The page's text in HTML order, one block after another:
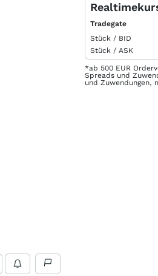
Tradegate
Stück / BID
Stück / ASK
*ab 500 EUR
Spreads und
und Zuwendungen,